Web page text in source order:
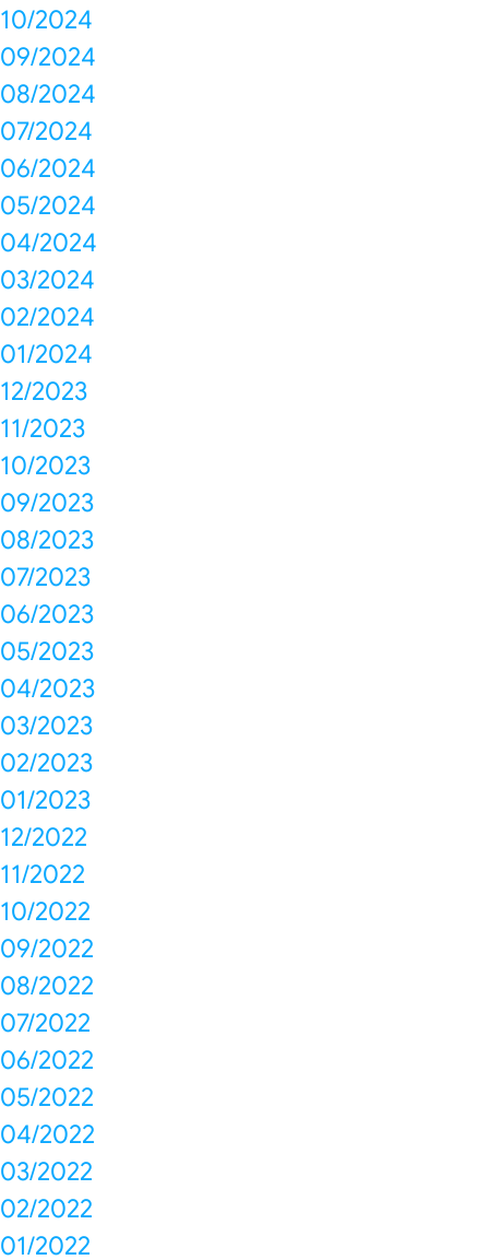
10/2024
09/2024
08/2024
07/2024
06/2024
05/2024
04/2024
03/2024
02/2024
01/2024
12/2023
11/2023
10/2023
09/2023
08/2023
07/2023
06/2023
05/2023
04/2023
03/2023
02/2023
01/2023
12/2022
11/2022
10/2022
09/2022
08/2022
07/2022
06/2022
05/2022
04/2022
03/2022
02/2022
01/2022